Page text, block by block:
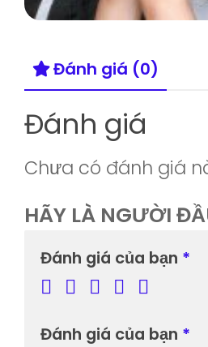
Đánh giá (0)
Đánh giá
Chưa có đánh giá
HÃY LÀ NGƯỜI
Đánh giá của bạn *
Đánh giá của bạn *